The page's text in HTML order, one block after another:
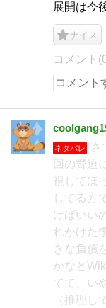
展開は今
ナイス
コメント
ネタバレ
さ
回の脅迫
視してほ
してる方
けばいい
れかけた
きな負債
かなと
てて、い
（推理し